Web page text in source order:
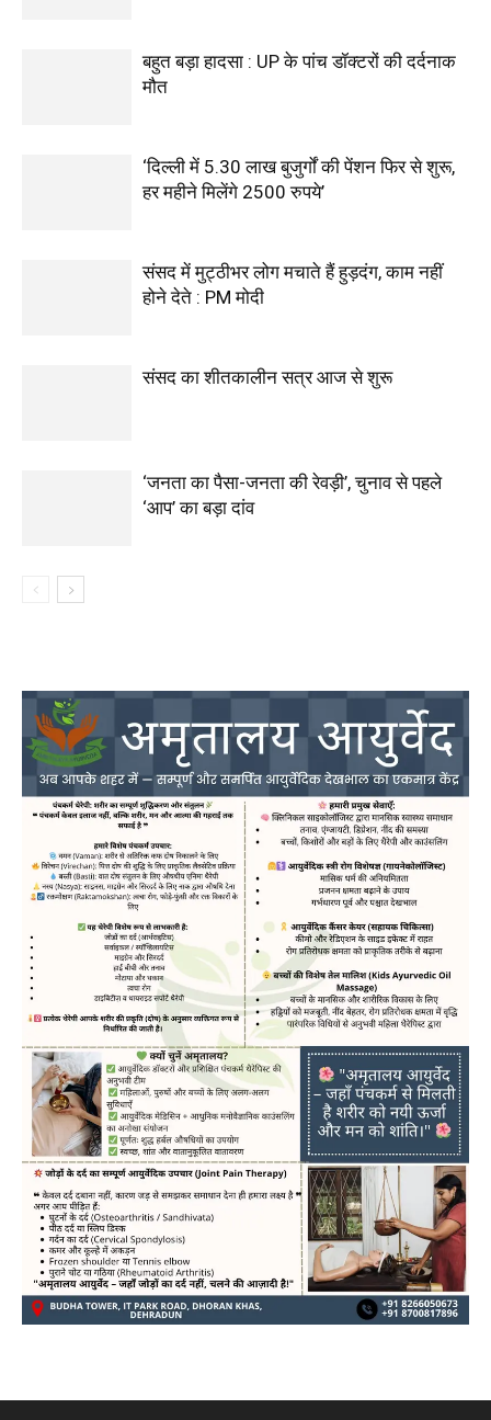
बहुत बड़ा हादसा : UP के पांच डॉक्टरों की दर्दनाक
मौत
‘दिल्ली में 5.30 लाख बुजुर्गों की पेंशन फिर से शुरू,
हर महीने मिलेंगे 2500 रुपये’
संसद में मुट्ठीभर लोग मचाते हैं हुड़दंग, काम नहीं
होने देते : PM मोदी
संसद का शीतकालीन सत्र आज से शुरू
‘जनता का पैसा-जनता की रेवड़ी’, चुनाव से पहले
‘आप’ का बड़ा दांव